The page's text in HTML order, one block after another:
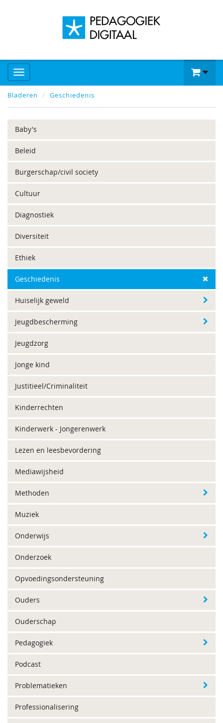
Bladeren Geschiedenis
Baby's
Beleid
Burgerschap/civil society
Cultuur
Diagnostiek
Diversiteit
Ethiek
Geschiedenis
Huiselijk geweld
Jeugdbescherming
Jeugdzorg
Jonge kind
Justitieel/Criminaliteit
Kinderrechten
Kinderwerk - Jongerenwerk
Lezen en leesbevordering
Mediawijsheid
Methoden
Muziek
Onderwijs
Onderzoek
Opvoedingsondersteuning
Ouders
Ouderschap
Pedagogiek
Podcast
Problematieken
Professionalisering